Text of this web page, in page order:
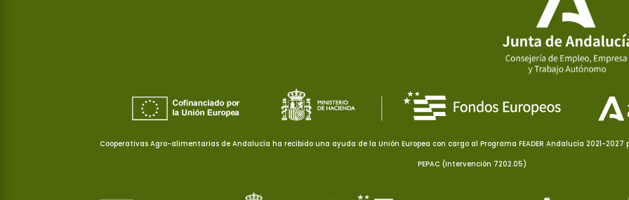
Cooperativas Agro-alimentarias de Andalucía ha recibido una ayuda de la Unión Europea con cargo al Programa FEADER Andalucía 2021-2027
PEPAC (Intervención 7202.05)